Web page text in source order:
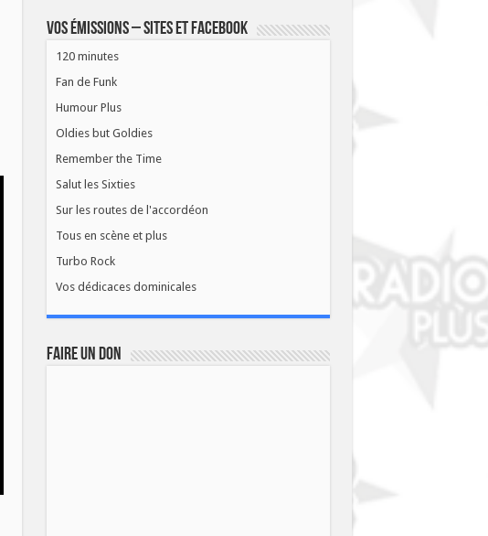
Vos émissions – Sites et Facebook
120 minutes
Fan de Funk
Humour Plus
Oldies but Goldies
Remember the Time
Salut les Sixties
Sur les routes de l'accordéon
Tous en scène et plus
Turbo Rock
Vos dédicaces dominicales
FAIRE UN DON